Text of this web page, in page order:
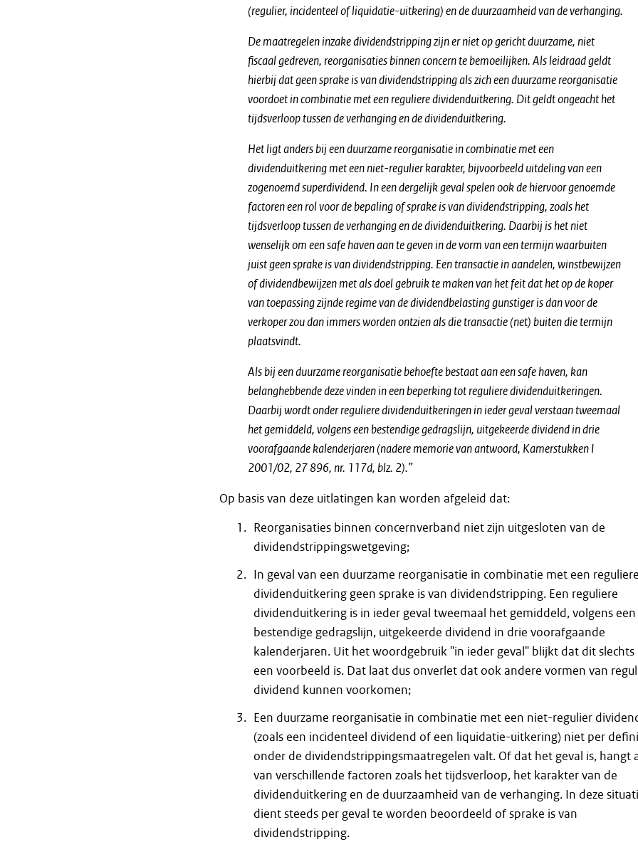
(regulier, incidenteel of liquidatie-uitkering) en de duurzaamheid van de verhanging.
De maatregelen inzake dividendstripping zijn er niet op gericht duurzame, niet
fiscaal gedreven, reorganisaties binnen concern te bemoeilijken. Als leidraad geldt
hierbij dat geen sprake is van dividendstripping als zich een duurzame reorganisatie
voordoet in combinatie met een reguliere dividenduitkering. Dit geldt ongeacht het
tijdsverloop tussen de verhanging en de dividenduitkering.
Het ligt anders bij een duurzame reorganisatie in combinatie met een
dividenduitkering met een niet-regulier karakter, bijvoorbeeld uitdeling van een
zogenoemd superdividend. In een dergelijk geval spelen ook de hiervoor genoemde
factoren een rol voor de bepaling of sprake is van dividendstripping, zoals het
tijdsverloop tussen de verhanging en de dividenduitkering. Daarbij is het niet
wenselijk om een safe haven aan te geven in de vorm van een termijn waarbuiten
juist geen sprake is van dividendstripping. Een transactie in aandelen, winstbewijzen
of dividendbewijzen met als doel gebruik te maken van het feit dat het op de koper
van toepassing zijnde regime van de dividendbelasting gunstiger is dan voor de
verkoper zou dan immers worden ontzien als die transactie (net) buiten die termijn
plaatsvindt.
Als bij een duurzame reorganisatie behoefte bestaat aan een safe haven, kan
belanghebbende deze vinden in een beperking tot reguliere dividenduitkeringen.
Daarbij wordt onder reguliere dividenduitkeringen in ieder geval verstaan tweemaal
het gemiddeld, volgens een bestendige gedragslijn, uitgekeerde dividend in drie
voorafgaande kalenderjaren (nadere memorie van antwoord, Kamerstukken I
2001/02, 27 896, nr. 117d, blz. 2).”
Op basis van deze uitlatingen kan worden afgeleid dat:
Reorganisaties binnen concernverband niet zijn uitgesloten van de
dividendstrippingswetgeving;
In geval van een duurzame reorganisatie in combinatie met een
dividenduitkering geen sprake is van dividendstripping. Een reguliere
dividenduitkering is in ieder geval tweemaal het gemiddeld, volgens een
bestendige gedragslijn, uitgekeerde dividend in drie voorafgaande
kalenderjaren. Uit het woordgebruik "in ieder geval" blijkt dat dit slechts
een voorbeeld is. Dat laat dus onverlet dat ook andere vormen van
dividend kunnen voorkomen;
Een duurzame reorganisatie in combinatie met een niet-regulier
(zoals een incidenteel dividend of een liquidatie-uitkering) niet per
onder de dividendstrippingsmaatregelen valt. Of dat het geval is, hangt
van verschillende factoren zoals het tijdsverloop, het karakter van de
dividenduitkering en de duurzaamheid van de verhanging. In deze
dient steeds per geval te worden beoordeeld of sprake is van
dividendstripping.